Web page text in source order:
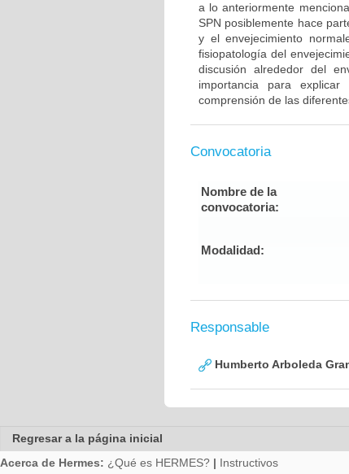
a lo anteriormente
SPN posiblemente hace
y el envejecimiento
fisiopatología del
discusión alrededor del
importancia para
comprensión de las
Convocatoria
Nombre de la
convocatoria:
Modalidad:
Responsable
Humberto Arboleda
Regresar a la página inicial
Acerca de Hermes: ¿Qué es HERMES? | Instructivos